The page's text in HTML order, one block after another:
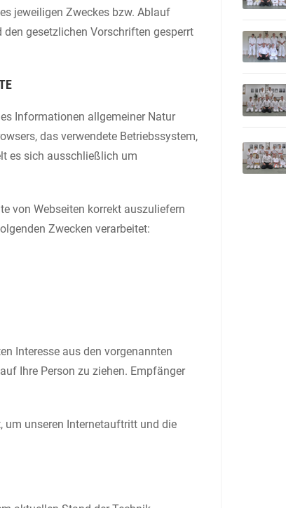
jeweiligen Zweckes bzw. Ablauf
gesetzlichen Vorschriften gesperrt
Informationen allgemeiner Natur
das verwendete Betriebssystem,
es sich ausschließlich um
von Webseiten korrekt auszuliefern
Zwecken verarbeitet:
Interesse aus den vorgenannten
Ihre Person zu ziehen. Empfänger
um unseren Internetauftritt und die